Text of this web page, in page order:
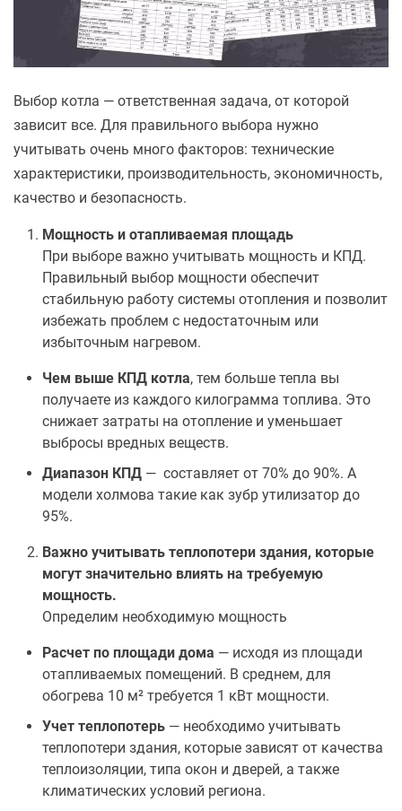
Выбор котла — ответственная задача, от которой
зависит все. Для правильного выбора нужно
учитывать очень много факторов: технические
характеристики, производительность, экономичность,
качество и безопасность.
Мощность и отапливаемая площадь
При выборе важно учитывать мощность и КПД.
Правильный выбор мощности обеспечит
стабильную работу системы отопления и позволит
избежать проблем с недостаточным или
избыточным нагревом.
Чем выше КПД котла, тем больше тепла вы
получаете из каждого килограмма топлива. Это
снижает затраты на отопление и уменьшает
выбросы вредных веществ.
Диапазон КПД — составляет от 70% до 90%. А
модели холмова такие как зубр утилизатор до
95%.
Важно учитывать теплопотери здания, которые
могут значительно влиять на требуемую
мощность.
Определим необходимую мощность
Расчет по площади дома — исходя из площади
отапливаемых помещений. В среднем, для
обогрева 10 м² требуется 1 кВт мощности.
Учет теплопотерь — необходимо учитывать
теплопотери здания, которые зависят от качества
теплоизоляции, типа окон и дверей, а также
климатических условий региона.